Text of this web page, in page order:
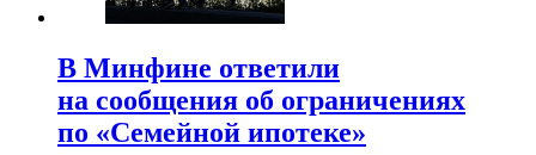
В Минфине ответили
на сообщения об ограничениях
по «Семейной ипотеке»